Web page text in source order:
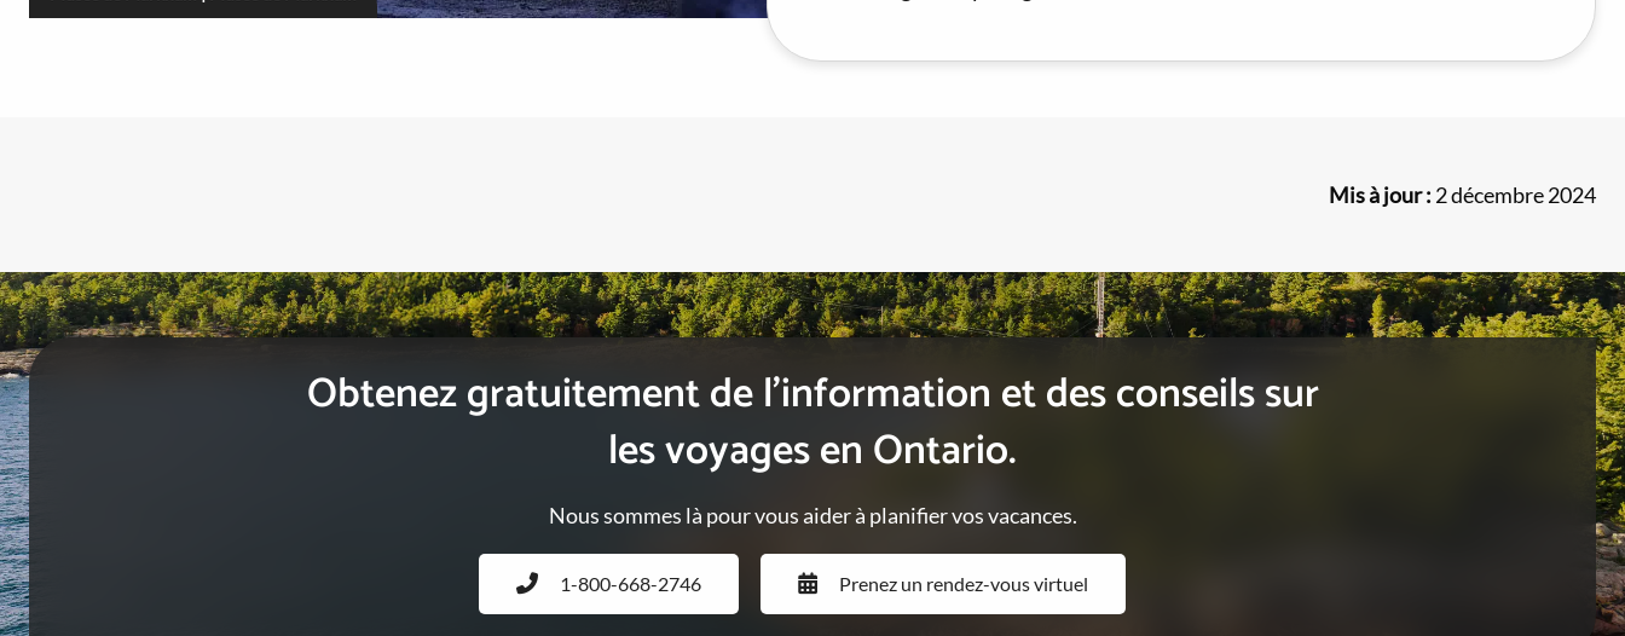
Mis à jour : 2 décembre 2024
Obtenez gratuitement de l’information et des conseils sur
les voyages en Ontario.
Nous sommes là pour vous aider à planifier vos vacances.
1-800-668-2746 Prenez un rendez-vous virtuel